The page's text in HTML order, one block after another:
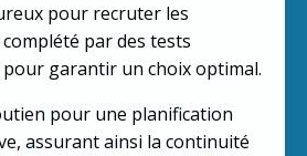
pour recruter les
par des tests
garantir un choix optimal.
pour une planification
assurant ainsi la continuité